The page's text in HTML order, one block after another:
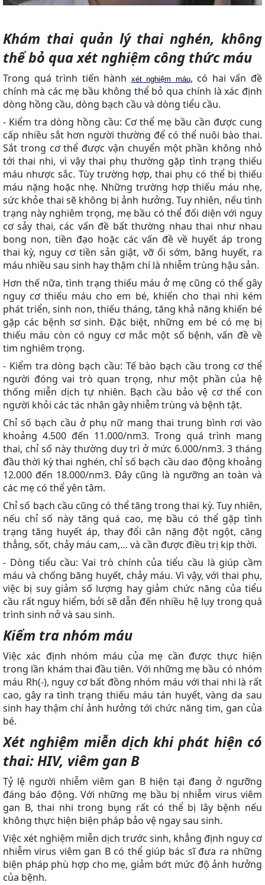
Khám thai quản lý thai nghén, không
thể bỏ qua xét nghiệm công thức máu
Trong quá trình tiến hành xét nghiệm máu, có hai vấn đề
chính mà các mẹ bầu không thể bỏ qua chính là xác định
dòng hồng cầu, dòng bạch cầu và dòng tiểu cầu.
- Kiểm tra dòng hồng cầu: Cơ thể mẹ bầu cần được cung
cấp nhiều sắt hơn người thường để có thể nuôi bào thai.
Sắt trong cơ thể được vận chuyển một phần không nhỏ
tới thai nhi, vì vậy thai phụ thường gặp tình trạng thiếu
máu nhược sắc. Tùy trường hợp, thai phụ có thể bị thiếu
máu nặng hoặc nhẹ. Những trường hợp thiếu máu nhẹ,
sức khỏe thai sẽ không bị ảnh hưởng. Tuy nhiên, nếu tình
trạng này nghiêm trọng, mẹ bầu có thể đối diện với nguy
cơ sảy thai, các vấn đề bất thường nhau thai như nhau
bong non, tiền đạo hoặc các vấn đề về huyết áp trong
thai kỳ, nguy cơ tiền sản giật, vỡ ối sớm, băng huyết, ra
máu nhiều sau sinh hay thậm chí là nhiễm trùng hậu sản.
Hơn thế nữa, tình trạng thiếu máu ở mẹ cũng có thể gây
nguy cơ thiếu máu cho em bé, khiến cho thai nhi kém
phát triển, sinh non, thiếu tháng, tăng khả năng khiến bé
gặp các bệnh sơ sinh. Đặc biệt, những em bé có mẹ bị
thiếu máu còn có nguy cơ mắc một số bệnh, vấn đề về
tim nghiêm trọng.
- Kiểm tra dòng bạch cầu: Tế bào bạch cầu trong cơ thể
người đóng vai trò quan trọng, như một phần của hệ
thống miễn dịch tự nhiên. Bạch cầu bảo vệ cơ thể con
người khỏi các tác nhân gây nhiễm trùng và bệnh tật.
Chỉ số bạch cầu ở phụ nữ mang thai trung bình rơi vào
khoảng 4.500 đến 11.000/nm3. Trong quá trình mang
thai, chỉ số này thường duy trì ở mức 6.000/nm3. 3 tháng
đầu thời kỳ thai nghén, chỉ số bạch cầu dao động khoảng
12.000 đến 18.000/nm3. Đây cũng là ngưỡng an toàn và
các mẹ có thể yên tâm.
Chỉ số bạch cầu cũng có thể tăng trong thai kỳ. Tuy nhiên,
nếu chỉ số này tăng quá cao, mẹ bầu có thể gặp tình
trạng tăng huyết áp, thay đổi cân nặng đột ngột, căng
thẳng, sốt, chảy máu cam,… và cần được điều trị kịp thời.
- Dòng tiểu cầu: Vai trò chính của tiểu cầu là giúp cầm
máu và chống băng huyết, chảy máu. Vì vậy, với thai phụ,
việc bị suy giảm số lượng hay giảm chức năng của tiểu
cầu rất nguy hiểm, bởi sẽ dẫn đến nhiều hệ lụy trong quá
trình sinh nở và sau sinh.
Kiểm tra nhóm máu
Việc xác định nhóm máu của mẹ cần được thực hiện
trong lần khám thai đầu tiên. Với những mẹ bầu có nhóm
máu Rh(-), nguy cơ bất đồng nhóm máu với thai nhi là rất
cao, gây ra tình trạng thiếu máu tán huyết, vàng da sau
sinh hay thậm chí ảnh hưởng tới chức năng tim, gan của
bé.
Xét nghiệm miễn dịch khi phát hiện có
thai: HIV, viêm gan B
Tỷ lệ người nhiễm viêm gan B hiện tại đang ở ngưỡng
đáng báo động. Với những mẹ bầu bị nhiễm virus viêm
gan B, thai nhi trong bụng rất có thể bị lây bệnh nếu
không thực hiện biện pháp bảo vệ ngay sau sinh.
Việc xét nghiệm miễn dịch trước sinh, khẳng định nguy cơ
nhiễm virus viêm gan B có thể giúp bác sĩ đưa ra những
biện pháp phù hợp cho mẹ, giảm bớt mức độ ảnh hưởng
của bệnh.